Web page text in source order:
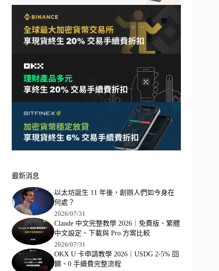
最新消息
以太坊誕生 11 年後，創辦人們如今身在
何處？
2026/07/31
Claude 中文完整教學 2026｜免費版、繁體
中文設定、下載與 Pro 方案比較
2026/07/31
OKX U 卡申請教學 2026｜USDG 2-5% 回
饋、0 手續費完整流程